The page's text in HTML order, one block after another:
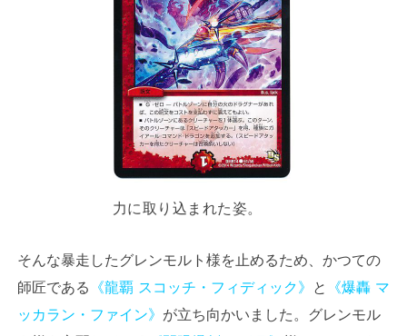
力に取り込まれた姿。
そんな暴走したグレンモルト様を止めるため、かつての
師匠である 《龍覇 スコッチ・フィディック》 と 《爆轟 マ
ッカラン・ファイン》 が立ち向かいました。グレンモル